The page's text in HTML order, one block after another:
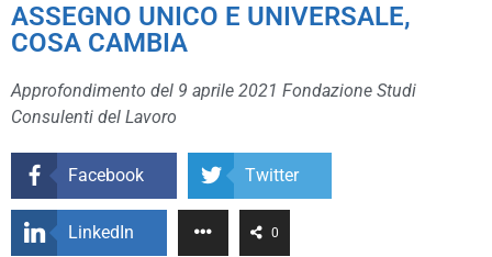
ASSEGNO UNICO E UNIVERSALE,
COSA CAMBIA
Approfondimento del 9 aprile 2021 Fondazione Studi
Consulenti del Lavoro
Facebook Twitter
LinkedIn 0